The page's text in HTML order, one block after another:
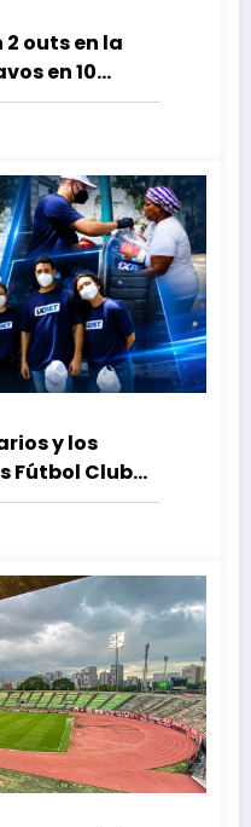
outs en la
en 10
y los
Fútbol Club
a las